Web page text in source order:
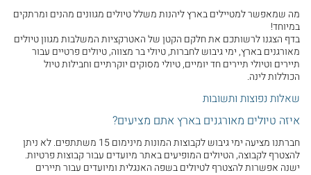
מה שמאפשר למטיילים בארץ ליהנות משלל טיולים מגוונים מהנים ומרתקים
במיוחד!
בדף הצגנו לרשותכם את חלקם הקטן של האטרקציות המשלבות מגוון טיולים
מאורגנים בארץ, ימי גיבוש לחברות, טיולי בר מצווה, טיולים פרטיים עבור
תיירים וטיולי תיירים חד יומיים, טיולי מסוקים יוקרתיים וחבילות טיול
הכוללות לינה.
שאלות נפוצות ותשובות
איזה טיולים מאורגנים בארץ אתם מציעים?
חברתנו מציעה ימי גיבוש לקבוצות המונות מינימום 15 משתתפים. לא ניתן
להצטרף לקבוצה, הטיולים המופיעים באתר מיועדים עבור קבוצות פרטיות.
ישנה אפשרות להצטרף לטיולים בשפה האנגלית ומיועדים עבור תיירים